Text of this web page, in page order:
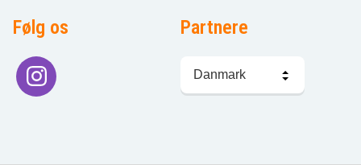
Følg os Partnere